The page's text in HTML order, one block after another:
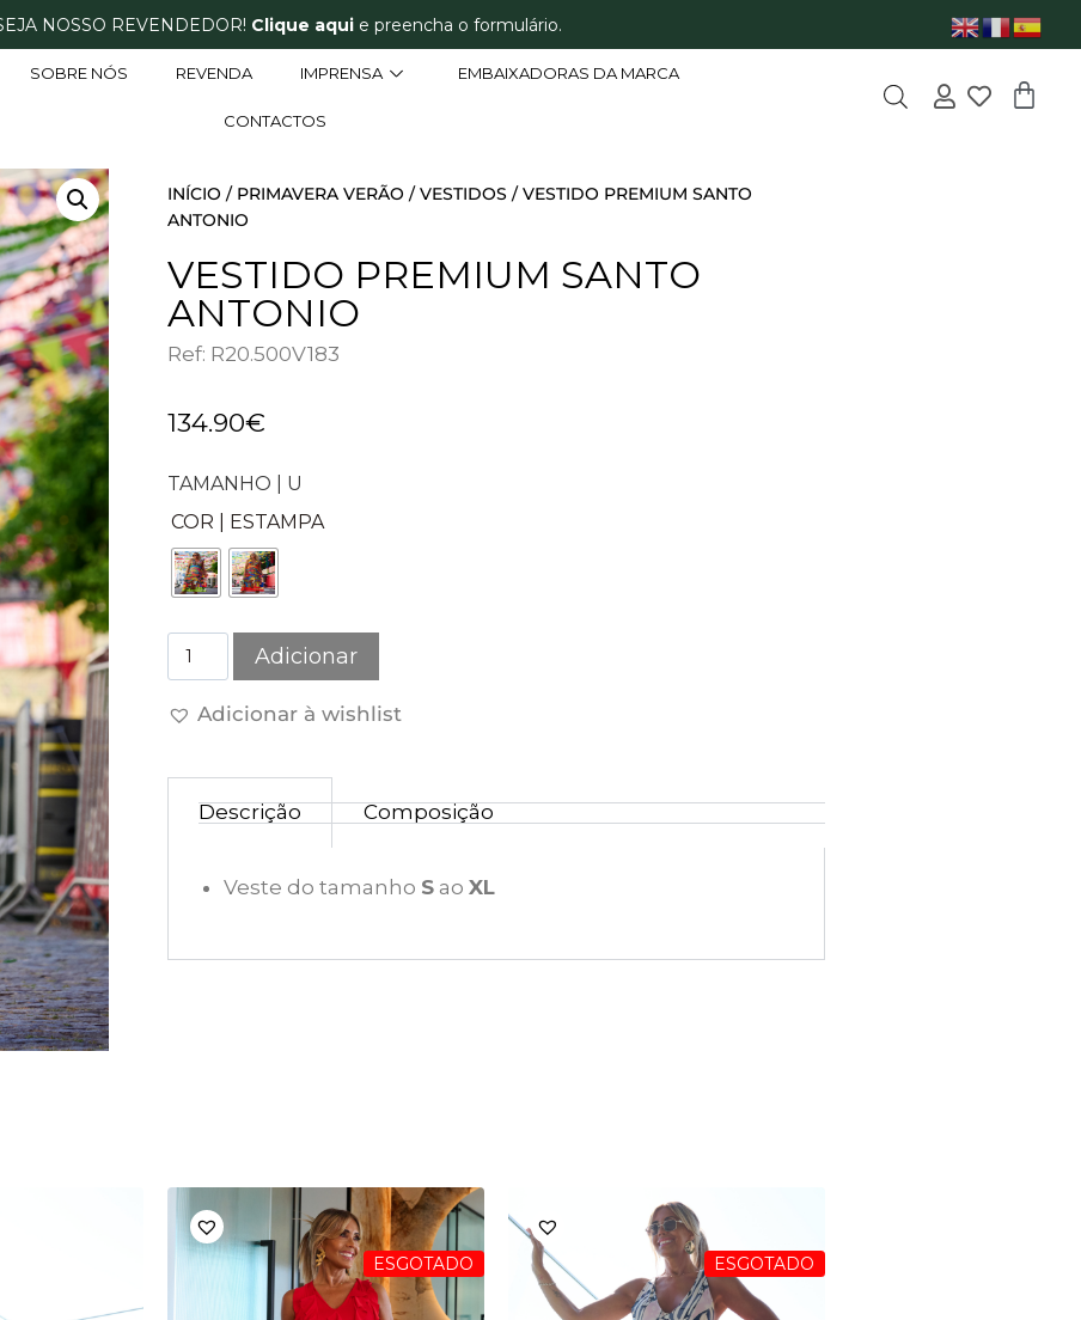
NOSSO REVENDEDOR! Clique aquie preencha o formulário.
SOBRE NÓS REVENDA IMPRENSA EMBAIXADORAS DA MARCA
CONTACTOS
INÍCIO / PRIMAVERA VERÃO /VESTIDOS / VESTIDO PREMIUM SANTO
ANTONIO
VESTIDO PREMIUM SANTO
ANTONIO
Ref: R20.500V183
134.90€
TAMANHO | U
COR | ESTAMPA
Adicionar
Adicionar à wishlist
Descrição Composição
Veste do tamanho Sao XL
ESGOTADO ESGOTADO